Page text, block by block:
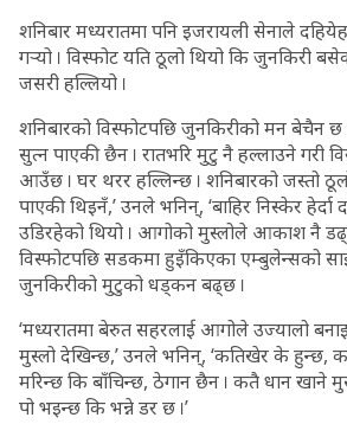
शनिबार मध्यरातमा पनि इजरायली सेनाले
गर्‍यो । विस्फोट यति ठूलो थियो कि जुनकिरी
जसरी हल्लियो ।
शनिबारको विस्फोटपछि जुनकिरीको मन बेचैन छ
सुत्न पाएकी छैन । रातभरि मुटु नै हल्लाउने गरी
आउँछ । घर थरर हल्लिन्छ । शनिबारको जस्तो
पाएकी थिइनँ,’ उनले भनिन्, ‘बाहिर निस्केर
उडिरहेको थियो । आगोको मुस्लोले आकाश नै
विस्फोटपछि सडकमा हुइँकिएका एम्बुलेन्सको
जुनकिरीको मुटुको धड्कन बढ्छ ।
‘मध्यरातमा बेरुत सहरलाई आगोले उज्यालो
मुस्लो देखिन्छ,’ उनले भनिन्, ‘कतिखेर के हुन्छ,
मरिन्छ कि बाँचिन्छ, ठेगान छैन । कतै धान खाने
पो भइन्छ कि भन्ने डर छ ।’